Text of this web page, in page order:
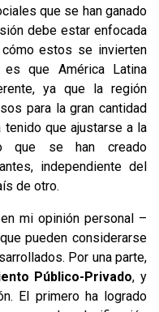
que se han ganado
debe estar enfocada
estos se invierten
que América Latina
ya que la región
para la gran cantidad
que ajustarse a la
que se han creado
independiente del
de otro.
mi opinión personal –
pueden considerarse
Por una parte,
Público-Privado, y
El primero ha logrado